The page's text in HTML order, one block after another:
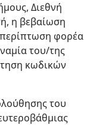
Διεθνή
η βεβαίωση
φορέα
του/της
κωδικών
του